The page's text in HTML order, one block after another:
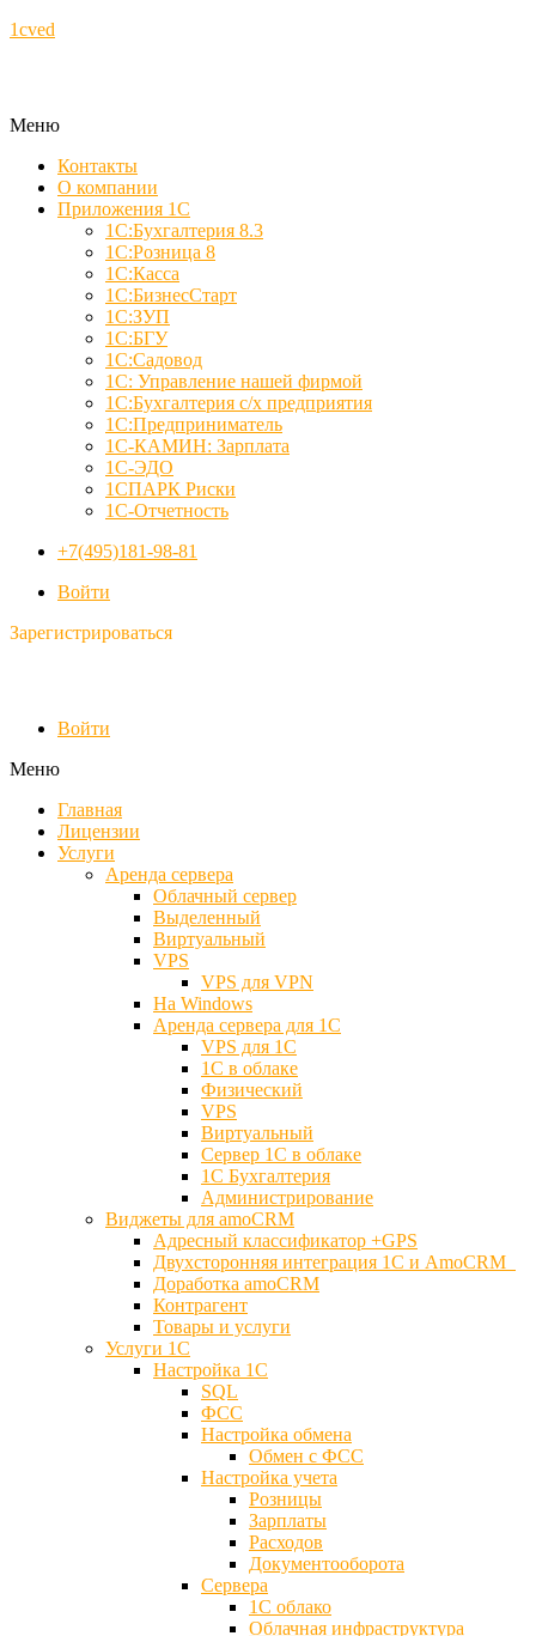
1cved
Меню
Контакты
О компании
Приложения 1С
1С:Бухгалтерия 8.3
1С:Розница 8
1С:Касса
1С:БизнесСтарт
1С:ЗУП
1С:БГУ
1С:Садовод
1С: Управление нашей фирмой
1С:Бухгалтерия с/х предприятия
1С:Предприниматель
1С-КАМИН: Зарплата
1С-ЭДО
1СПАРК Риски
1С-Отчетность
+7(495)181-98-81
Войти
Зарегистрироваться
Войти
Меню
Главная
Лицензии
Услуги
Аренда сервера
Облачный сервер
Выделенный
Виртуальный
VPS
VPS для VPN
На Windows
Аренда сервера для 1С
VPS для 1С
1С в облаке
Физический
VPS
Виртуальный
Сервер 1С в облаке
1С Бухгалтерия
Администрирование
Виджеты для amoCRM
Адресный классификатор +GPS
Двухсторонняя интеграция 1С и AmoCRM
Доработка amoCRM
Контрагент
Товары и услуги
Услуги 1С
Настройка 1С
SQL
ФСС
Настройка обмена
Обмен с ФСС
Настройка учета
Розницы
Зарплаты
Расходов
Документооборота
Сервера
1С облако
Облачная инфраструктура